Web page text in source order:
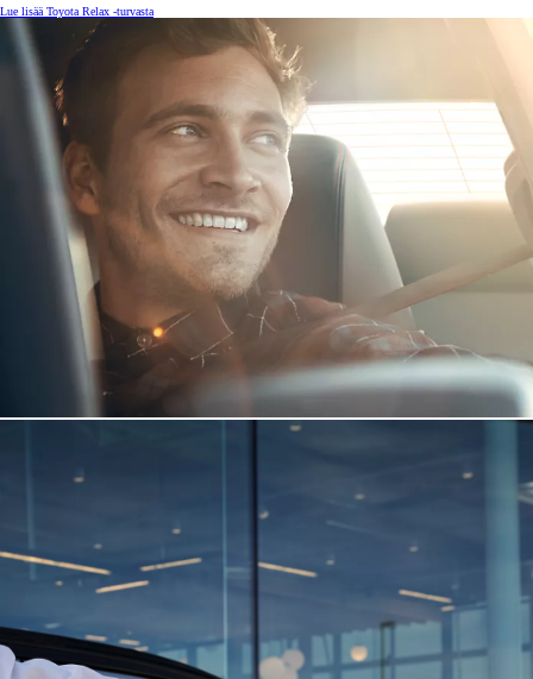
Lue lisää Toyota Relax -turvasta